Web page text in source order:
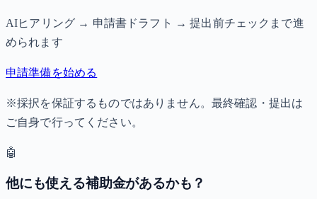
AIヒアリング → 申請書ドラフト → 提出前チェックまで進
められます
申請準備を始める
※採択を保証するものではありません。最終確認・提出は
ご自身で行ってください。
🤖
他にも使える補助金があるかも？